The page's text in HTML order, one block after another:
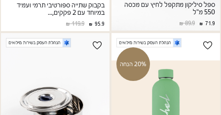
ספל סיליקון מתקפל לחיץ עם מכסה
550 מ"ל
71.9
89.9
בקבוק שתייה ספורטיבי תרמי ועמיד
במיוחד עם 2 פקקים,...
95.9
119.9
20% הנחה